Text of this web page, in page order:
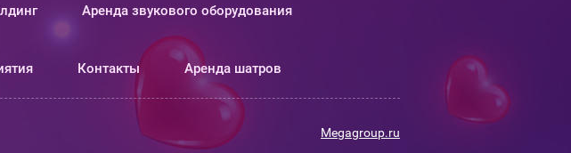
Аренда звукового оборудования
Контакты Аренда шатров
Megagroup.ru